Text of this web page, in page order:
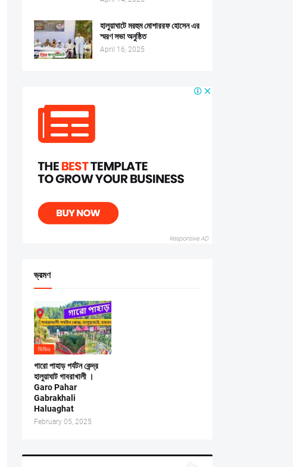
হালুয়াঘাটে মরহুম মোশাররফ হোসেন এর
স্মরণ সভা অনুষ্ঠিত
April 16, 2025
ভ্রমণ
ভিডিও
গারো পাহাড় পর্যটন কেন্দ্র
হালুয়াঘাট গাবরাখালী ।
Garo Pahar
Gabrakhali
Haluaghat
February 05, 2025